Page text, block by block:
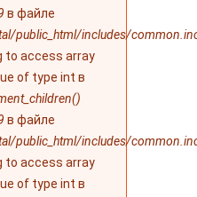
в файле
public_html/includes/
to access array
of type int в
в файле
public_html/includes/
to access array
of type int в